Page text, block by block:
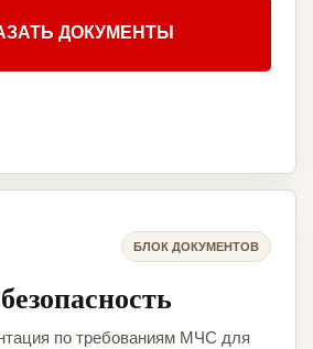
ДОКУМЕНТЫ
БЛОК ДОКУМЕНТОВ
по требованиям МЧС для